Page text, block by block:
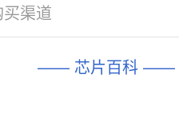
渠道
—— 芯片百科 ——